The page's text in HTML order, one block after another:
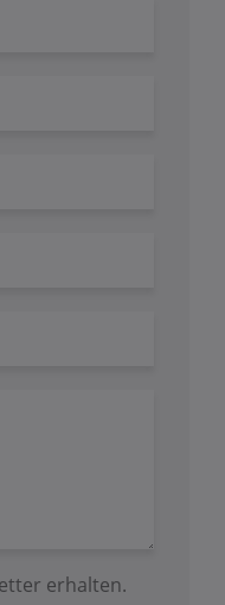
erhalten.